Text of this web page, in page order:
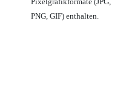
PNG, GIF) enthalten.